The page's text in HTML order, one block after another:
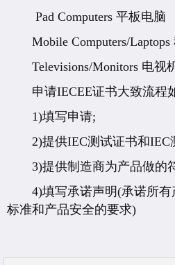
Pad Computers 平板电脑
Mobile Computers/Laptops
Televisions/Monitors 电视
申请IECEE证书大致流程
1)填写申请;
2)提供IEC测试证书和IEC
3)提供制造商为产品做的
4)填写承诺声明(承诺所有
标准和产品安全的要求)